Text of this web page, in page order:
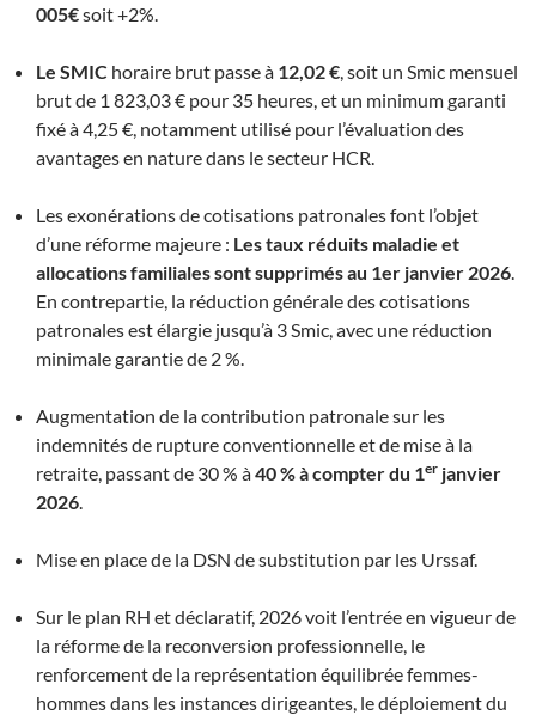
005€soit +2%.
Le SMIC horaire brut passe à 12,02 € , soit un Smic mensuel
brut de 1 823,03 € pour 35 heures, et un minimum garanti
fixé à 4,25 €, notamment utilisé pour l’évaluation des
avantages en nature dans le secteur HCR.
Les exonérations de cotisations patronales font l’objet
d’une réforme majeure : Les taux réduits maladie et
allocations familiales sont supprimés au 1er janvier 2026
En contrepartie, la réduction générale des cotisations
patronales est élargie jusqu’à 3 Smic, avec une réduction
minimale garantie de 2 %.
Augmentation de la contribution patronale sur les
indemnités de rupture conventionnelle et de mise à la
retraite, passant de 30 % à40 % à compter du 1er janvier
2026
Mise en place de la DSN de substitution par les Urssaf.
Sur le plan RH et déclaratif, 2026 voit l’entrée en vigueur de
la réforme de la reconversion professionnelle, le
renforcement de la représentation équilibrée femmes-
hommes dans les instances dirigeantes, le déploiement du